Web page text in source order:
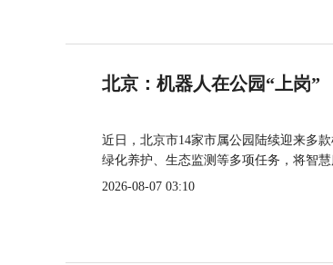
北京：机器人在公园“上岗”
近日，北京市14家市属公园陆续迎来多
绿化养护、生态监测等多项任务，将智慧
2026-08-07 03:10